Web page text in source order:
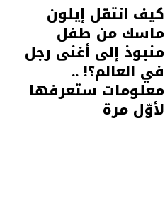
كيف انتقل إيلون
ماسك من طفل
منبوذ إلى أغنى رجل
في العالم؟! ..
معلومات ستعرفها
لأوّل مرة